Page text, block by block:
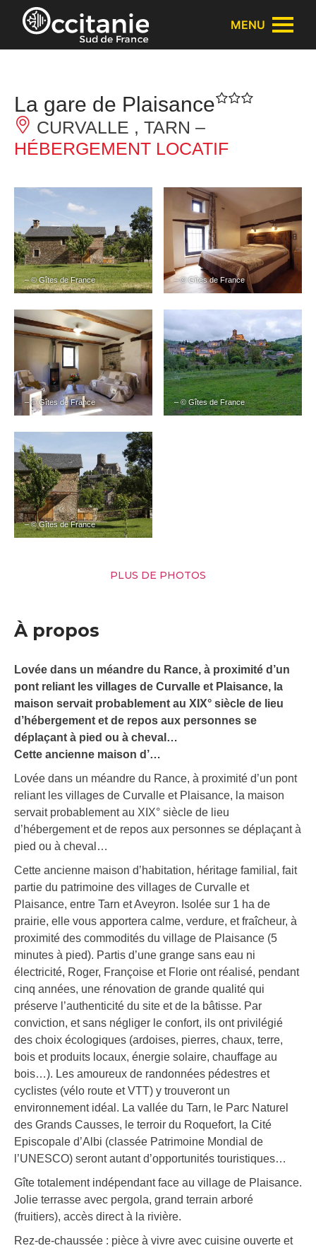
Panneau de gestion des cookies
MENU
La gare de Plaisance
CURVALLE , TARN –
HÉBERGEMENT LOCATIF
– © Gîtes de France – © Gîtes de France
– © Gîtes de France – © Gîtes de France
– © Gîtes de France
PLUS DE PHOTOS
À propos
Lovée dans un méandre du Rance, à proximité d’un
pont reliant les villages de Curvalle et Plaisance, la
maison servait probablement au XIX° siècle de lieu
d’hébergement et de repos aux personnes se
déplaçant à pied ou à cheval…
Cette ancienne maison d’…
Lovée dans un méandre du Rance, à proximité d’un pont
reliant les villages de Curvalle et Plaisance, la maison
servait probablement au XIX° siècle de lieu
d’hébergement et de repos aux personnes se déplaçant à
pied ou à cheval…
Cette ancienne maison d’habitation, héritage familial, fait
partie du patrimoine des villages de Curvalle et
Plaisance, entre Tarn et Aveyron. Isolée sur 1 ha de
prairie, elle vous apportera calme, verdure, et fraîcheur, à
proximité des commodités du village de Plaisance (5
minutes à pied). Partis d’une grange sans eau ni
électricité, Roger, Françoise et Florie ont réalisé, pendant
cinq années, une rénovation de grande qualité qui
préserve l’authenticité du site et de la bâtisse. Par
conviction, et sans négliger le confort, ils ont privilégié
des choix écologiques (ardoises, pierres, chaux, terre,
bois et produits locaux, énergie solaire, chauffage au
bois…). Les amoureux de randonnées pédestres et
cyclistes (vélo route et VTT) y trouveront un
environnement idéal. La vallée du Tarn, le Parc Naturel
des Grands Causses, le terroir du Roquefort, la Cité
Episcopale d’Albi (classée Patrimoine Mondial de
l’UNESCO) seront autant d’opportunités touristiques…
Gîte totalement indépendant face au village de Plaisance.
Jolie terrasse avec pergola, grand terrain arboré
(fruitiers), accès direct à la rivière.
Rez-de-chaussée : pièce à vivre avec cuisine ouverte et